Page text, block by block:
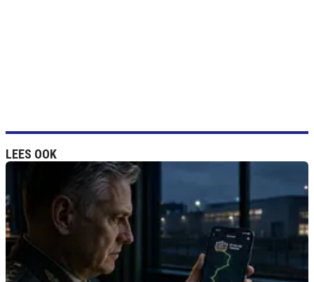
LEES OOK